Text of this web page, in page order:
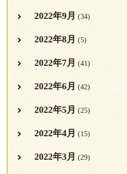
2022年9月 (34)
2022年8月 (5)
2022年7月 (41)
2022年6月 (42)
2022年5月 (25)
2022年4月 (15)
2022年3月 (29)